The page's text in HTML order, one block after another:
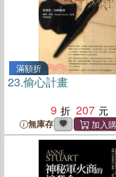
滿額折
23.偷心計畫
9
207
無庫存